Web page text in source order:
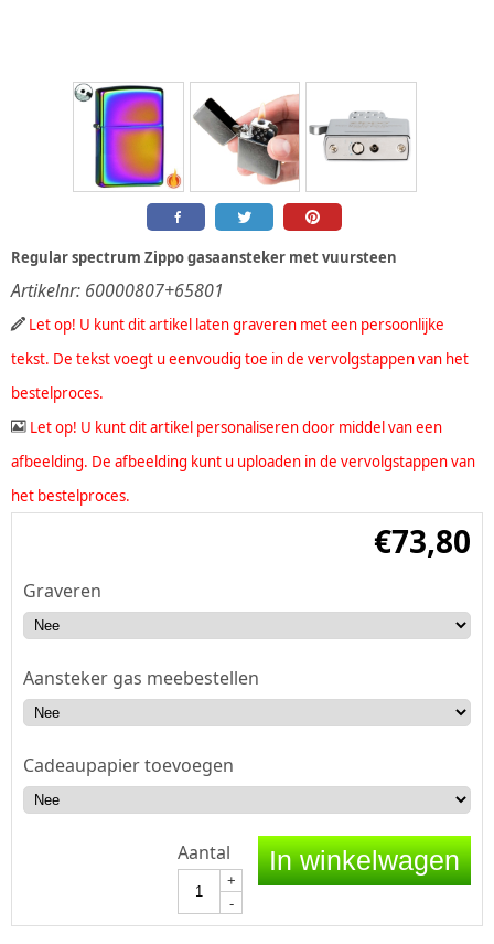
Regular spectrum Zippo gasaansteker met vuursteen
Artikelnr: 60000807+65801
Let op! U kunt dit artikel laten graveren met een persoonlijke
tekst. De tekst voegt u eenvoudig toe in de vervolgstappen van het
bestelproces.
Let op! U kunt dit artikel personaliseren door middel van een
afbeelding. De afbeelding kunt u uploaden in de vervolgstappen van
het bestelproces.
€73,80
Graveren
Aansteker gas meebestellen
Cadeaupapier toevoegen
Aantal
+
-
In winkelwagen